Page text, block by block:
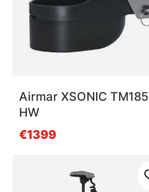
Airmar XSONIC TM185
HW
€1399